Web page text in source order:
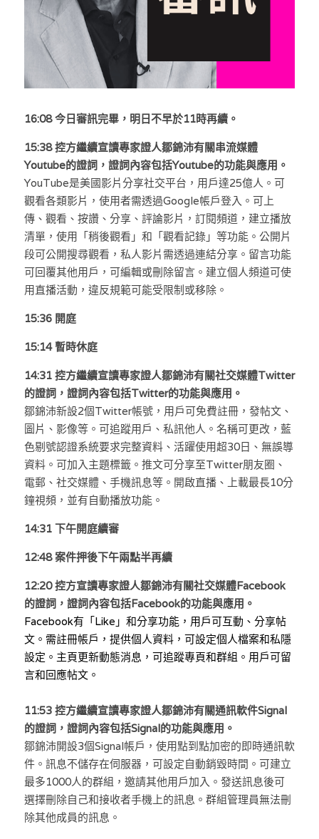
美西霸凌內幕
美西極權主義
真相直擊
朱庭萱專欄
莫綺琪專欄
黃萬成專欄
高松傑專欄
林伯強專欄
馮煒光專欄
趙處機專欄
KOL 精選
龔靜儀大律師專欄
陳貴春大律師專欄
陳子遷律師專欄
羅浚軒專欄
溫志倫專欄
汪明欣專欄
張美雄專欄
莊豪鋒專欄
香港科技專上書院｜專欄
屠龍小隊案
黎智英案審訊
支聯會案
吃喝玩指南
休閒好介紹
親子
關於我們
人才招聘
投稿熱線
商戶合作
支持讚助
條款及細則
關於我們
繁體中文
繁體中文
English
16:08 今日審訊完畢，明日不早於11時再續。
15:38 控方繼續宣讀專家證人鄒錦沛有關串流媒體
Youtube的證詞，證詞內容包括Youtube的功能與應用。
YouTube是美國影片分享社交平台，用戶達25億人。可
觀看各類影片，使用者需透過Google帳戶登入。可上
傳、觀看、按讚、分享、評論影片，訂閱頻道，建立播放
清單，使用「稍後觀看」和「觀看記錄」等功能。公開片
段可公開搜尋觀看，私人影片需透過連結分享。留言功能
可回覆其他用戶，可編輯或刪除留言。建立個人頻道可使
用直播活動，違反規範可能受限制或移除。
15:36 開庭
15:14 暫時休庭
14:31 控方繼續宣讀專家證人鄒錦沛有關社交媒體Twitter
的證詞，證詞內容包括Twitter的功能與應用。
鄒錦沛新設2個Twitter帳號，用戶可免費註冊，發帖文、
圖片、影像等。可追蹤用戶、私訊他人。名稱可更改，藍
色剔號認證系統要求完整資料、活躍使用超30日、無誤導
資料。可加入主題標籤。推文可分享至Twitter朋友圈、
電郵、社交媒體、手機訊息等。開啟直播、上載最長10分
鐘視頻，並有自動播放功能。
14:31 下午開庭續審
12:48 案件押後下午兩點半再續
12:20 控方宣讀專家證人鄒錦沛有關社交媒體Facebook
的證詞，證詞內容包括Facebook的功能與應用。
Facebook有「Like」和分享功能，用戶可互動、分享帖
文。需註冊帳戶，提供個人資料，可設定個人檔案和私隱
設定。主頁更新動態消息，可追蹤專頁和群組。用戶可留
言和回應帖文。
11:53 控方繼續宣讀專家證人鄒錦沛有關通訊軟件Signal
的證詞，證詞內容包括Signal的功能與應用。
鄒錦沛開設3個Signal帳戶，使用點到點加密的即時通訊軟
件。訊息不儲存在伺服器，可設定自動銷毀時間。可建立
最多1000人的群組，邀請其他用戶加入。發送訊息後可
選擇刪除自己和接收者手機上的訊息。群組管理員無法刪
除其他成員的訊息。